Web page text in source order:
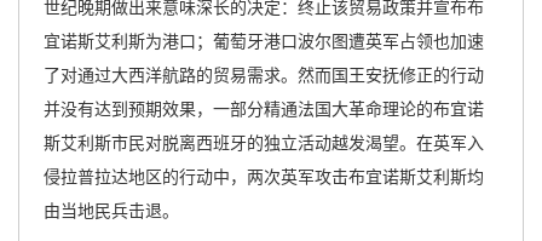
世纪晚期做出来意味深长的决定：终止该贸易政策并宣布布
宜诺斯艾利斯为港口；葡萄牙港口波尔图遭英军占领也加速
了对通过大西洋航路的贸易需求。然而国王安抚修正的行动
并没有达到预期效果，一部分精通法国大革命理论的布宜诺
斯艾利斯市民对脱离西班牙的独立活动越发渴望。在英军入
侵拉普拉达地区的行动中，两次英军攻击布宜诺斯艾利斯均
由当地民兵击退。